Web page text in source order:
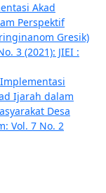
Akad
Perspektif
Gresik)
3 (2021): JIEI :
Implementasi
Ijarah dalam
Desa
Vol. 7 No. 2